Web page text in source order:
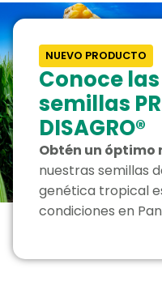
NUEVO PRODUCTO
Conoce
semillas
DISAGRO®
Obtén un óptimo
nuestras semillas
genética tropical
condiciones en